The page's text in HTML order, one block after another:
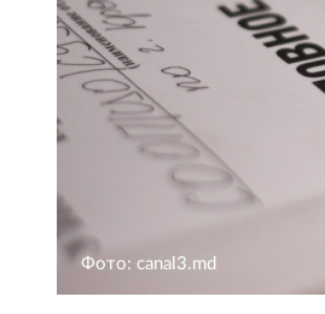
Фото: canal3.md